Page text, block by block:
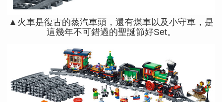
▲火車是復古的蒸汽車頭，還有煤車以及小守車，是
這幾年不可錯過的聖誕節好Set。